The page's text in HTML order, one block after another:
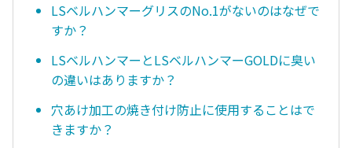
LSベルハンマーグリスのNo.1がないのはなぜで
すか？
LSベルハンマーとLSベルハンマーGOLDに臭い
の違いはありますか？
穴あけ加工の焼き付け防止に使用することはで
きますか？